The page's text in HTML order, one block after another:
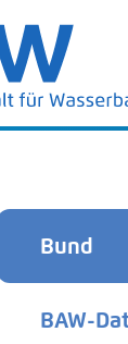
Bund
BAW-